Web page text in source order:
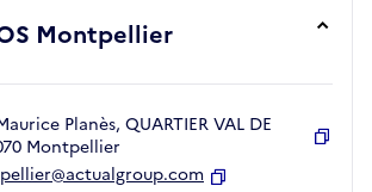
Montpellier
Planès, QUARTIER VAL DE
Montpellier